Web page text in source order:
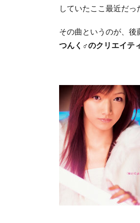
していたここ最近だっ
その曲というのが、後
つんく♂のクリエイテ